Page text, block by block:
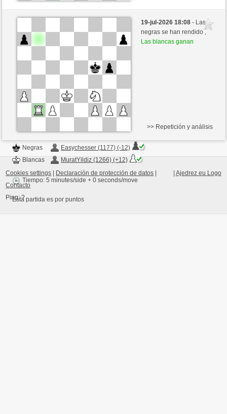
Blancas
Leo2012 (1195) (-12)
19-jul-2026 18:08- Las
negras se han rendido ,
Las blancas ganan
Negras
Easychesser (1177) (-12)
Blancas
MuratYildiz (1266) (+12)
Tiempo: 5 minutes/side + 0 seconds/move
Esta partida es por puntos
>> Repetición y análisis
Ajedrez eu Logo
Cookies settings Declaración de protección de datos
Contacto
Ping:?